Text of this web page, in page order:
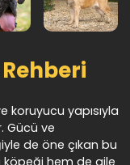
koruyucu yapısıyla
Gücü ve
de öne çıkan bu
köpeği hem de aile